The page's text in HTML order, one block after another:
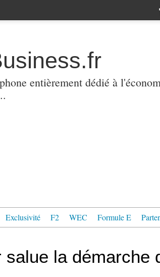
entièrement dédié à
Exclusivité F2 WEC Formule E
salue la démarche